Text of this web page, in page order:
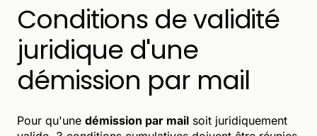
Conditions de validité
juridique d'une
démission par mail
Pour qu'une démission par mail soit juridiquement